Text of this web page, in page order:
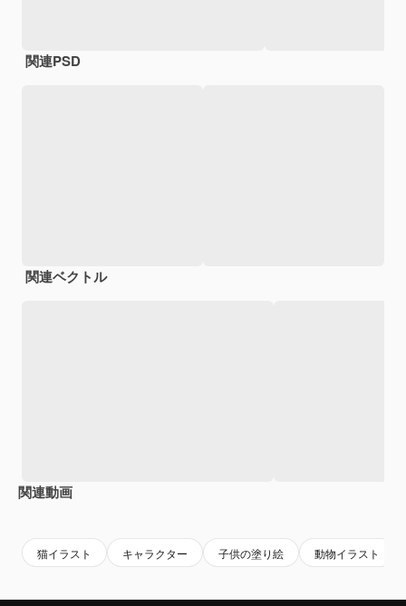
関連PSD
関連ベクトル
関連動画
猫イラスト キャラクター 子供の塗り絵 動物イラスト